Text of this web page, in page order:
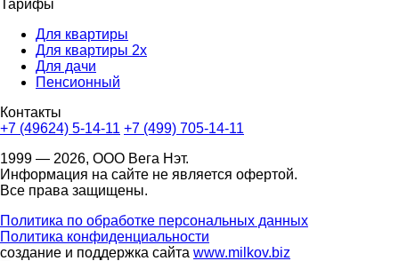
Тарифы
Для квартиры
Для квартиры 2х
Для дачи
Пенсионный
Контакты
+7 (49624) 5-14-11 +7 (499) 705-14-11
1999 — 2026, ООО Вега Нэт.
Информация на сайте не является офертой.
Все права защищены.
Политика по обработке персональных данных
Политика конфиденциальности
создание и поддержка сайта www.milkov.biz